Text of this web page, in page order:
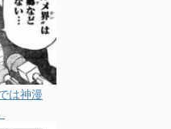
は神漫